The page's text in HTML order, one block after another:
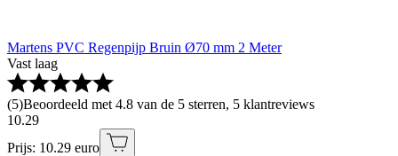
Martens PVC Regenpijp Bruin Ø70 mm 2 Meter
Vast laag
(5)Beoordeeld met 4.8 van de 5 sterren, 5 klantreviews
10.29
Prijs: 10.29 euro